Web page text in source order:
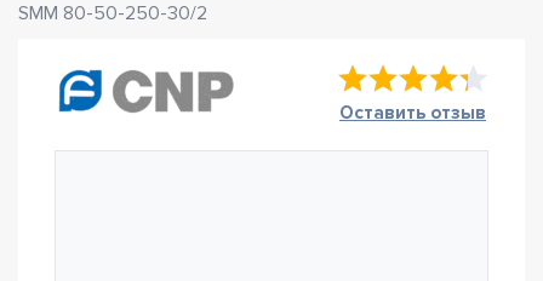
SMM 80-50-250-30/2
Оставить отзыв